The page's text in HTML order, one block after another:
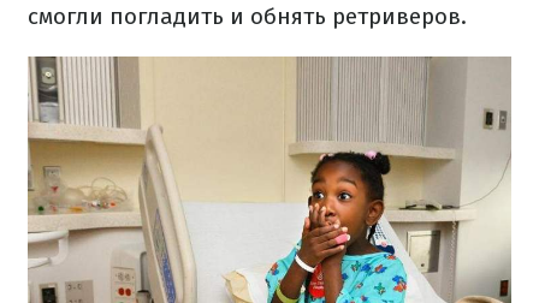
смогли погладить и обнять ретриверов.